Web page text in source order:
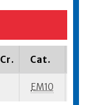
Cr. Cat.
EM10